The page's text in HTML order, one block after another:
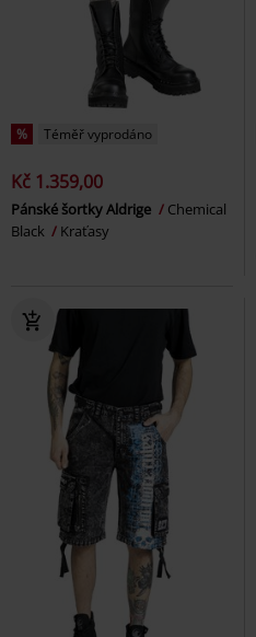
% Téměř vyprodáno
Kč 1.359,00
Pánské šortky Aldrige
Chemical
Black
Kraťasy